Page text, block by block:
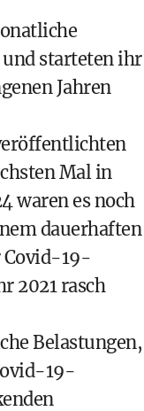
und starteten ihr
Jahren
Mal in
waren es noch
dauerhaften
Covid-19-
2021 rasch
Belastungen,
19-